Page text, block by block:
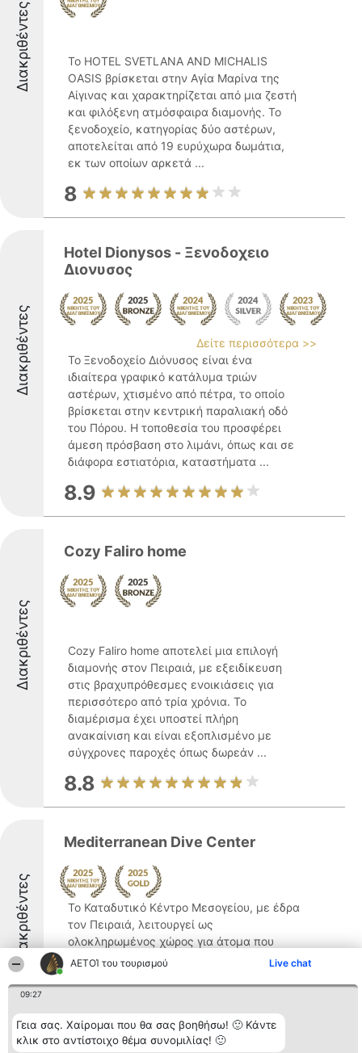
ΑΕΤΟΊ του τουρισμού Live chat
09:27
Γεια σας. Χαίρομαι που θα σας βοηθήσω! 🙂 Κάντε
κλικ στο αντίστοιχο θέμα συνομιλίας! 🙂
Διακριθέντες
Το HOTEL SVETLANA AND MICHALIS
OASIS βρίσκεται στην Αγία Μαρίνα της
Αίγινας και χαρακτηρίζεται από μια ζεστή
και φιλόξενη ατμόσφαιρα διαμονής. Το
ξενοδοχείο, κατηγορίας δύο αστέρων,
αποτελείται από 19 ευρύχωρα δωμάτια,
εκ των οποίων αρκετά ...
8
Διακριθέντες
Hotel Dionysos - Ξενοδοχειο
Διονυσος
Δείτε περισσότερα >>
Το Ξενοδοχείο Διόνυσος είναι ένα
ιδιαίτερα γραφικό κατάλυμα τριών
αστέρων, χτισμένο από πέτρα, το οποίο
βρίσκεται στην κεντρική παραλιακή οδό
του Πόρου. Η τοποθεσία του προσφέρει
άμεση πρόσβαση στο λιμάνι, όπως και σε
διάφορα εστιατόρια, καταστήματα ...
8.9
Διακριθέντες
Cozy Faliro home
Cozy Faliro home αποτελεί μια επιλογή
διαμονής στον Πειραιά, με εξειδίκευση
στις βραχυπρόθεσμες ενοικιάσεις για
περισσότερο από τρία χρόνια. Το
διαμέρισμα έχει υποστεί πλήρη
ανακαίνιση και είναι εξοπλισμένο με
σύγχρονες παροχές όπως δωρεάν ...
8.8
Διακριθέντες
Mediterranean Dive Center
Το Καταδυτικό Κέντρο Μεσογείου, με έδρα
τον Πειραιά, λειτουργεί ως
ολοκληρωμένος χώρος για άτομα που
ενδιαφέρονται για την κατάδυση.
PADI και παρέχει θεωρητικά και πρακτικά
9.3